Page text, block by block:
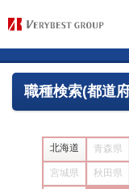
職種検索(都道
北海道 青森県
宮城県 秋田県